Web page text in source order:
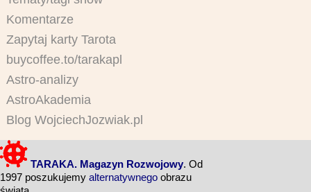
Komentarze
Zapytaj karty Tarota
buycoffee.to/tarakapl
Astro-analizy
AstroAkademia
Blog WojciechJozwiak.pl
TARAKA. Magazyn Rozwojowy. Od
1997 poszukujemy alternatywnego obrazu